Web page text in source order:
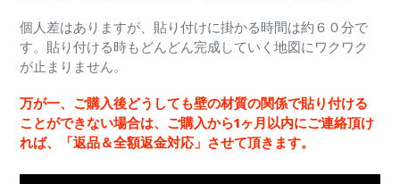
個人差はありますが、貼り付けに掛かる時間は約６０分で
す。貼り付ける時もどんどん完成していく地図にワクワク
が止まりません。
万が一、ご購入後どうしても壁の材質の関係で貼り付ける
ことができない場合は、ご購入から1ヶ月以内にご連絡頂け
れば、「返品＆全額返金対応」させて頂きます。